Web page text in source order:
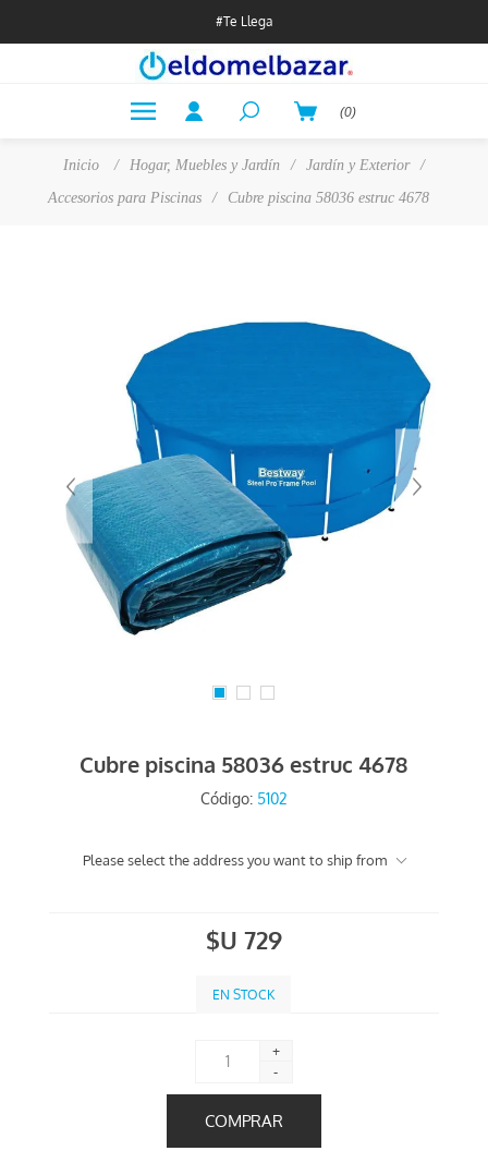
#Te Llega
(0)
Inicio / Hogar, Muebles y Jardín / Jardín y Exterior
/
Accesorios para Piscinas
/ Cubre piscina 58036 estruc 4678
Cubre piscina 58036 estruc 4678
Código: 5102
Please select the address you want to ship from
$U 729
EN STOCK
+
-